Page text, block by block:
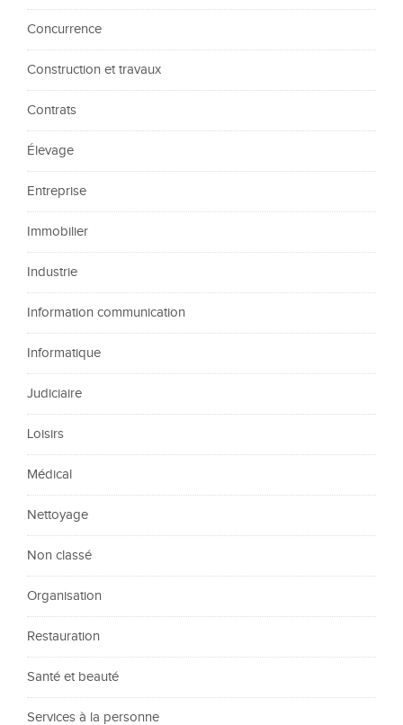
Concurrence
Construction et travaux
Contrats
Élevage
Entreprise
Immobilier
Industrie
Information communication
Informatique
Judiciaire
Loisirs
Médical
Nettoyage
Non classé
Organisation
Restauration
Santé et beauté
Services à la personne